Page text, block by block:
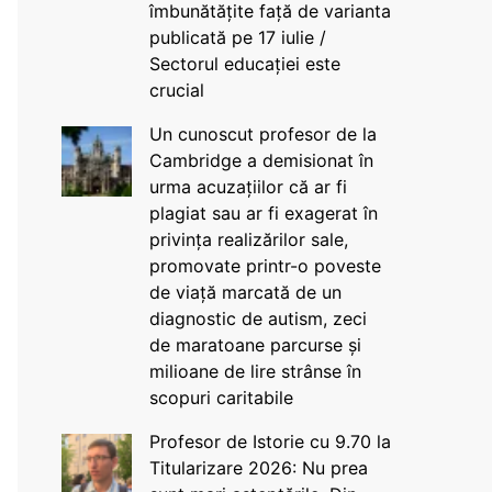
îmbunătățite față de varianta
publicată pe 17 iulie /
Sectorul educației este
crucial
Un cunoscut profesor de la
Cambridge a demisionat în
urma acuzațiilor că ar fi
plagiat sau ar fi exagerat în
privința realizărilor sale,
promovate printr-o poveste
de viață marcată de un
diagnostic de autism, zeci
de maratoane parcurse și
milioane de lire strânse în
scopuri caritabile
Profesor de Istorie cu 9.70 la
Titularizare 2026: Nu prea